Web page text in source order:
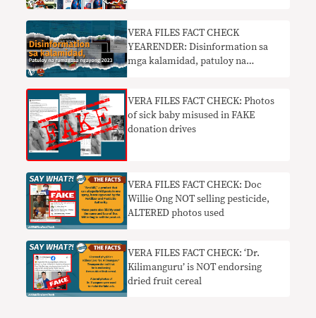
VERA FILES FACT CHECK
YEARENDER: Disinformation sa
mga kalamidad, patuloy na
VERA FILES FACT CHECK: Photos
of sick baby misused in FAKE
donation drives
VERA FILES FACT CHECK: Doc
Willie Ong NOT selling pesticide,
ALTERED photos used
VERA FILES FACT CHECK: ‘Dr.
Kilimanguru’ is NOT endorsing
dried fruit cereal